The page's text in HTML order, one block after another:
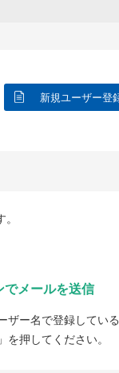
新規ユーザー登
でメールを送信
ザー名で登録してい
を押してください。